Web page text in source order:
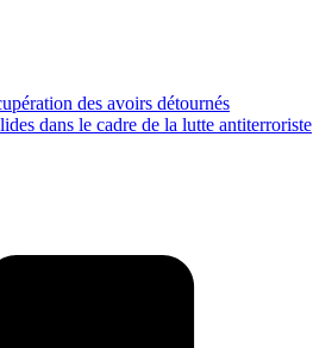
des avoirs détournés
dans le cadre de la lutte antiterroriste